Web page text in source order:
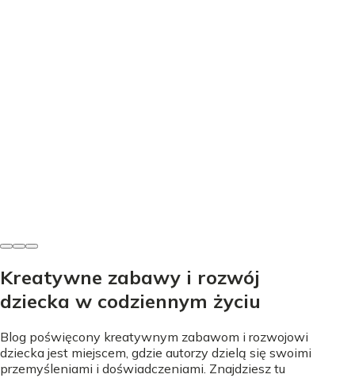
Kreatywne zabawy i rozwój
dziecka w codziennym życiu
Blog poświęcony kreatywnym zabawom i rozwojowi
dziecka jest miejscem, gdzie autorzy dzielą się swoimi
przemyśleniami i doświadczeniami. Znajdziesz tu